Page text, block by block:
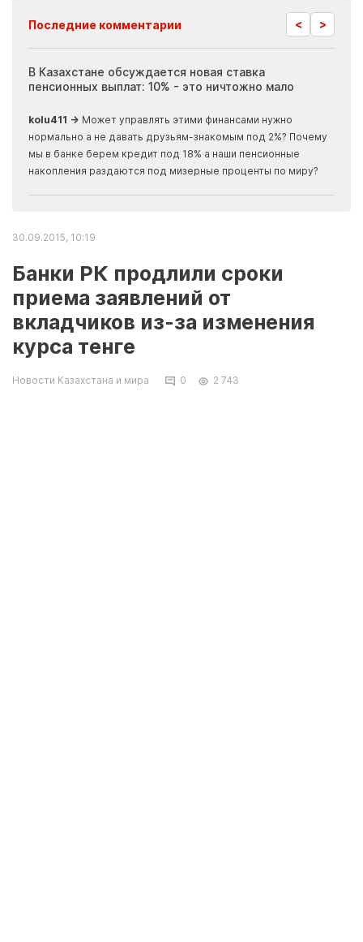
Последние комментарии < >
В Казахстане обсуждается новая ставка
пенсионных выплат: 10% - это ничтожно мало
kolu411 → Может управлять этими финансами нужно
нормально а не давать друзьям-знакомым под 2%? Почему
мы в банке берем кредит под 18% а наши пенсионные
накопления раздаются под мизерные проценты по миру?
30.09.2015, 10:19
Банки РК продлили сроки
приема заявлений от
вкладчиков из-за изменения
курса тенге
Новости Казахстана и мира 0 2 743